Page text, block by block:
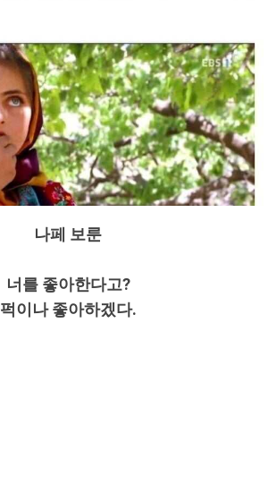
나페 보룬
너를 좋아한다고?
퍽이나 좋아하겠다.